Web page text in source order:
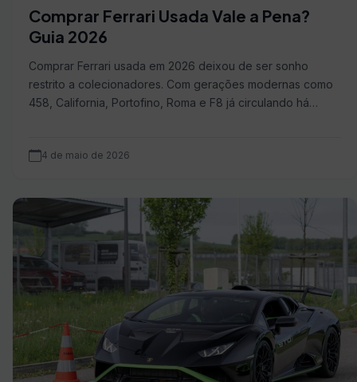
Comprar Ferrari Usada Vale a Pena?
Guia 2026
Comprar Ferrari usada em 2026 deixou de ser sonho
restrito a colecionadores. Com gerações modernas como
458, California, Portofino, Roma e F8 já circulando há…
4 de maio de 2026